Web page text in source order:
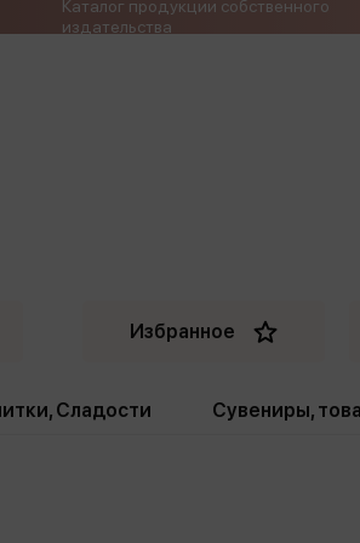
Каталог продукции собственного
издательства
Избранное
Сладости Сувениры,